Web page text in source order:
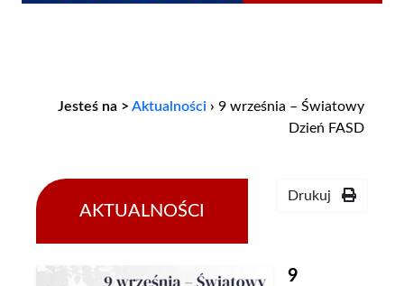
Jesteś na > Aktualności › 9 września – Światowy
Dzień FASD
AKTUALNOŚCI
Drukuj
9